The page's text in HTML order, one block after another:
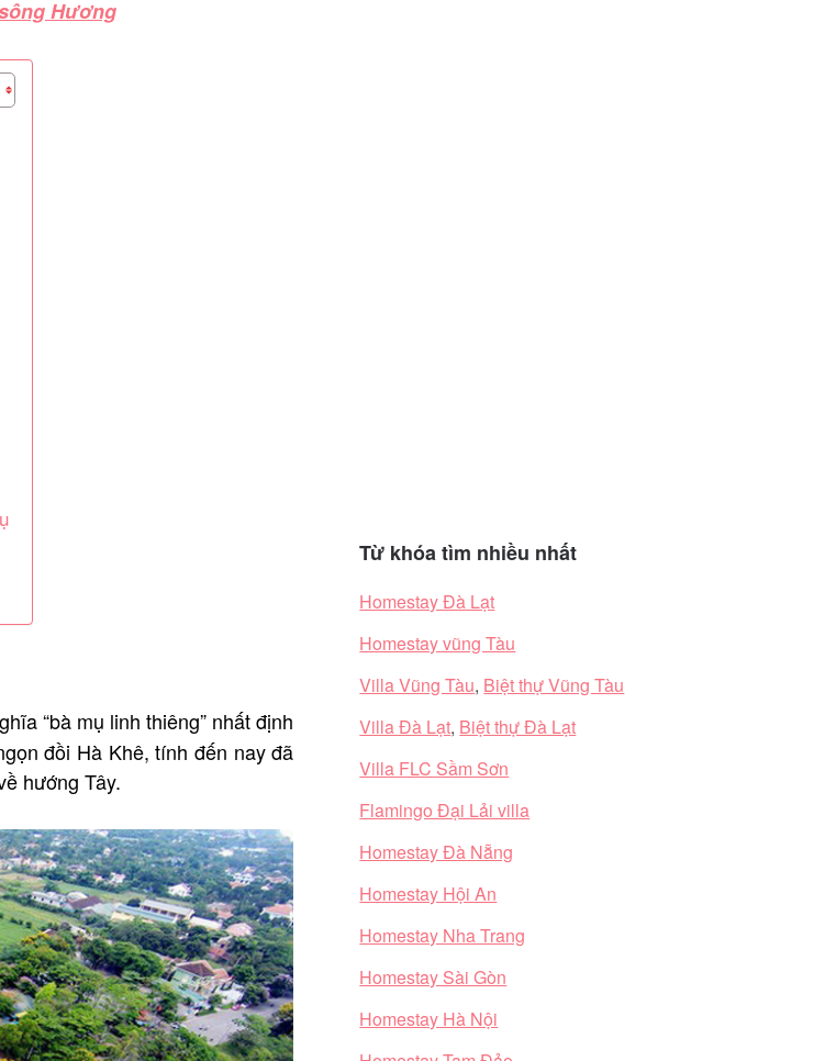
Hương
“bà mụ linh thiêng” nhất định
đồi Hà Khê, tính đến nay đã
hướng Tây.
Từ khóa tìm nhiều nhất
Homestay Đà Lạt
Homestay vũng Tàu
Villa Vũng Tàu, Biệt thự Vũng Tàu
Villa Đà Lạt, Biệt thự Đà Lạt
Villa FLC Sầm Sơn
Flamingo Đại Lải villa
Homestay Đà Nẵng
Homestay Hội An
Homestay Nha Trang
Homestay Sài Gòn
Homestay Hà Nội